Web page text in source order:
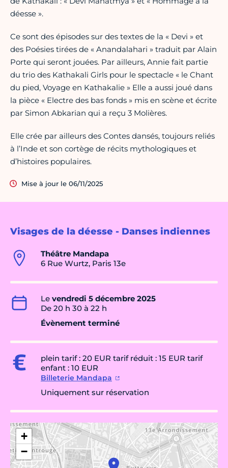
Visages de la déesse - Danses indiennes
Théâtre Mandapa
6 Rue Wurtz, Paris 13e
Le vendredi 5 décembre 2025
De 20 h 30 à 22 h
Évènement terminé
plein tarif : 20 EUR tarif réduit : 15 EUR tarif
enfant : 10 EUR
Billeterie Mandapa
Uniquement sur réservation
+
−
déesse ».
Ce sont des épisodes sur des textes de la « Devi » et
des Poésies tirées de « Anandalahari » traduit par Alain
Porte qui seront jouées. Par ailleurs, Annie fait partie
du trio des Kathakali Girls pour le spectacle « le Chant
du pied, Voyage en Kathakalie » Elle a aussi joué dans
la pièce « Electre des bas fonds » mis en scène et écrite
par Simon Abkarian qui a reçu 3 Molières.
Elle crée par ailleurs des Contes dansés, toujours reliés
à l’Inde et son cortège de récits mythologiques et
d’histoires populaires.
Mise à jour le 06/11/2025